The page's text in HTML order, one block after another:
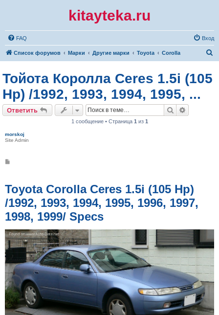
kitayteka.ru
FAQ Вход
Список форумов Марки Другие марки Toyota Corolla
Тойота Королла Ceres 1.5i (105
Hp) /1992, 1993, 1994, 1995, ...
Ответить Поиск
1 сообщение • Страница 1 из 1
morskoj
Site Admin
щ
е
и
е
Toyota Corolla Ceres 1.5i (105 Hp)
/1992, 1993, 1994, 1995, 1996, 1997,
1998, 1999/ Specs